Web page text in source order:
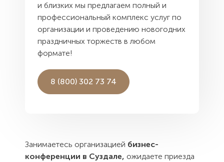
CЛУЖБА БРОНИРОВАНИЯ:
8 (800) 302 73 74
НАШ АДРЕС
601293, Владимирская область,
г. Суздаль, ул. Толстого д. 5
ЭЛЕКТРОННАЯ ПОЧТА
и близких мы предлагаем полный и
профессиональный комплекс услуг по
организации и проведению новогодних
праздничных торжеств в любом
формате!
8 (800) 302 73 74
Занимаетесь организацией бизнес-
конференции в Суздале, ожидаете приезда